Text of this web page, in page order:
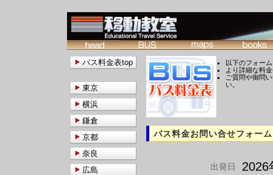
以下のフォー
より詳細な料
ご質問や御問
い。
バス料金お問い合せフォーム
出発日 2026
バス料金表top
東京
横浜
鎌倉
京都
奈良
広島